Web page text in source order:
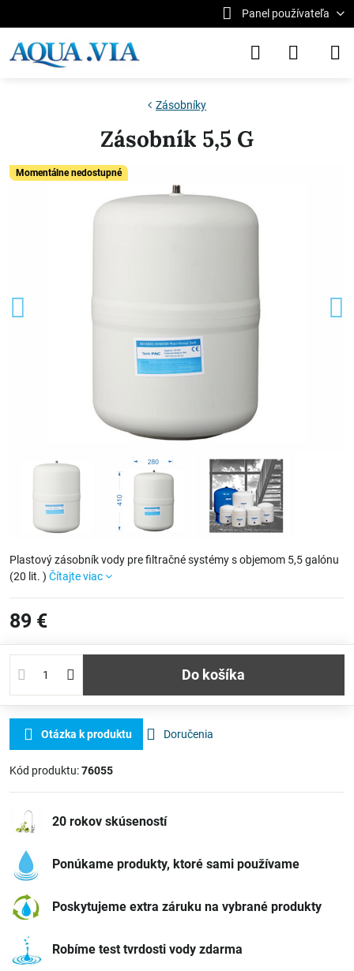
Panel používateľa
Momentálne nedostupné
Zásobníky
Zásobník 5,5 G
Plastový zásobník vody pre filtračné systémy s objemom 5,5 galónu
(20 lit. ) Čítajte viac
89 €
Do košíka
Otázka k produktu Doručenia
Kód produktu:76055
20 rokov skúseností
Ponúkame produkty, ktoré sami používame
Poskytujeme extra záruku na vybrané produkty
Robíme test tvrdosti vody zdarma